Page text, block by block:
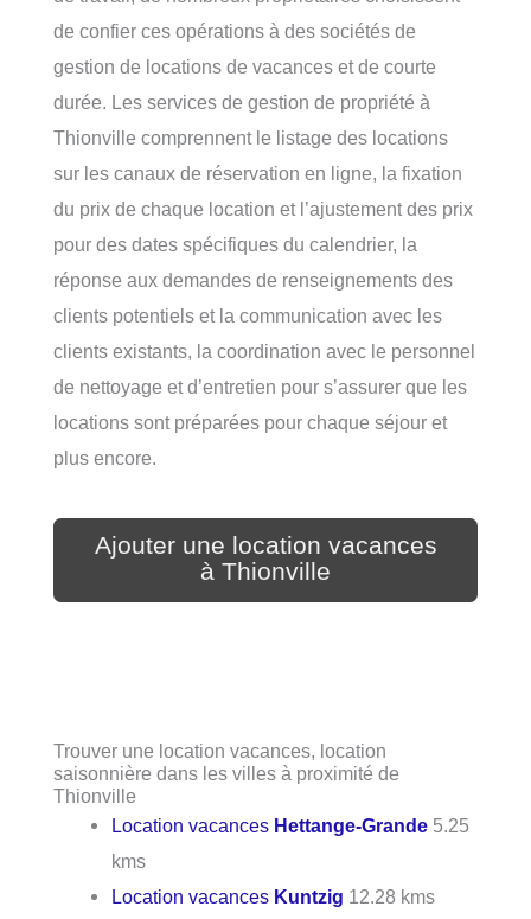
de confier ces opérations à des sociétés de
gestion de locations de vacances et de courte
durée. Les services de gestion de propriété à
Thionville comprennent le listage des locations
sur les canaux de réservation en ligne, la fixation
du prix de chaque location et l’ajustement des prix
pour des dates spécifiques du calendrier, la
réponse aux demandes de renseignements des
clients potentiels et la communication avec les
clients existants, la coordination avec le personnel
de nettoyage et d’entretien pour s’assurer que les
locations sont préparées pour chaque séjour et
plus encore.
Ajouter une location vacances
à Thionville
Trouver une location vacances, location
saisonnière dans les villes à proximité de
Thionville
Location vacances Hettange-Grande 5.25
kms
Location vacances Kuntzig 12.28 kms